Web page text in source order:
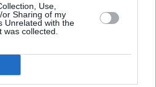
Use,
Sharing of my
Unrelated with the
collected.
ότι
να πει ότι τώρα
πολιτική μιλάω για τον